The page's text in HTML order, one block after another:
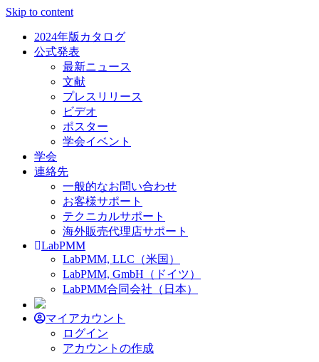
Skip to content
2024年版カタログ
公式発表
最新ニュース
文献
プレスリリース
ビデオ
ポスター
学会イベント
学会
連絡先
一般的なお問い合わせ
お客様サポート
テクニカルサポート
海外販売代理店サポート
LabPMM
LabPMM, LLC（米国）
LabPMM, GmbH（ドイツ）
LabPMM合同会社（日本）
マイアカウント
ログイン
アカウントの作成